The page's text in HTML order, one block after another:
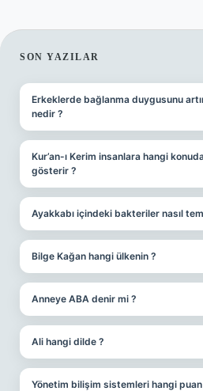
SIDEBAR
SON YAZILAR
Erkeklerde bağlanma duygusunu
nedir ?
Kur’an-ı Kerim insanlara hangi
gösterir ?
Ayakkabı içindeki bakteriler nasıl
Bilge Kağan hangi ülkenin ?
Anneye ABA denir mi ?
Ali hangi dilde ?
Yönetim bilişim sistemleri hangi